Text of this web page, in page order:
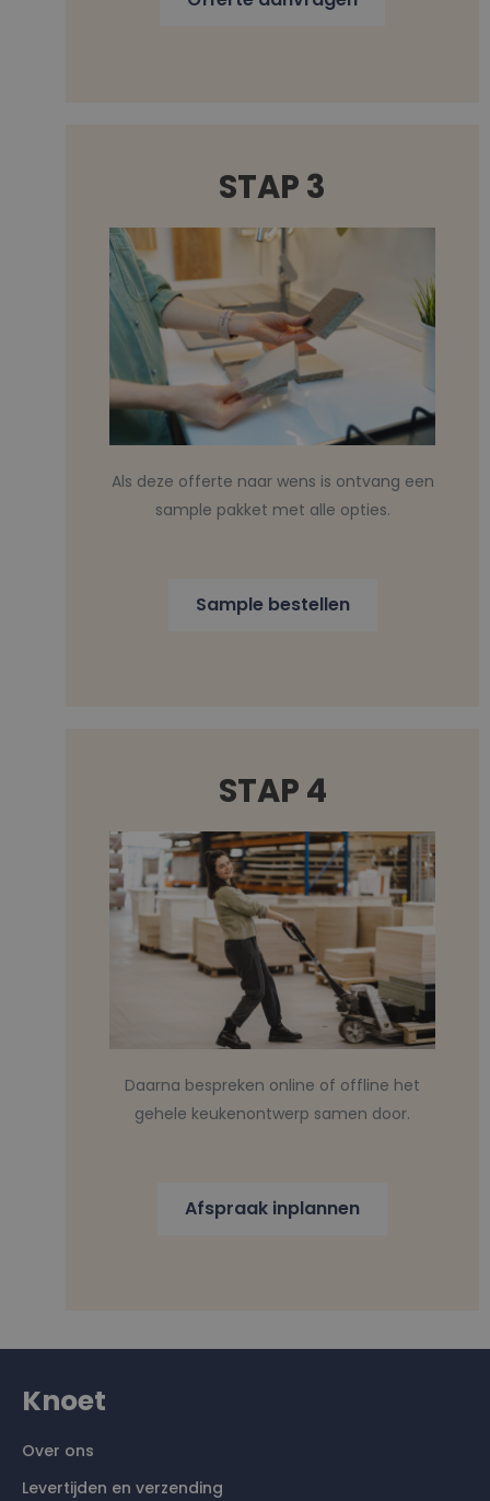
STAP 3
Als deze offerte naar wens is ontvang een
sample pakket met alle opties.
Sample bestellen
STAP 4
Daarna bespreken online of offline het
gehele keukenontwerp samen door.
Afspraak inplannen
Knoet
Over ons
Levertijden en verzending